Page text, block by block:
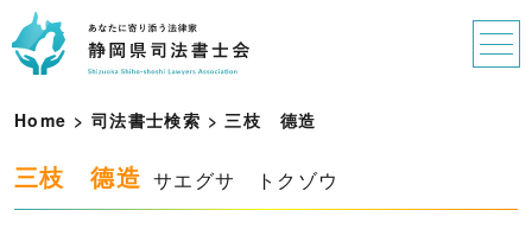
Home > 司法書士検索 >三枝 德造
三枝 德造 サエグサ トクゾウ